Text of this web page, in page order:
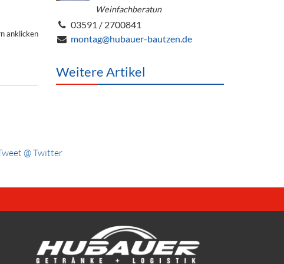
anklicken
Weinfachberatun
03591 / 2700841
montag@hubauer-bautzen.de
Weitere Artikel
@ Twitter